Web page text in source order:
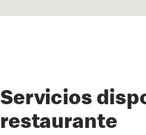
Servicios
restaurante